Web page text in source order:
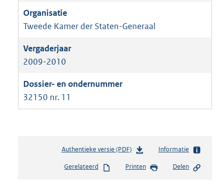
Tweede Kamer der Staten-Generaal
2009-2010
32150 nr. 11
Authentieke versie (PDF)b
s
Informatie
Gerelateerd Printen Delen